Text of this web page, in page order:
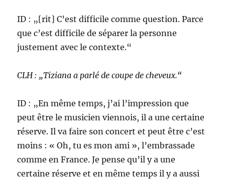
ID : „[rit] C’est difficile comme question. Parce
que c’est difficile de séparer la personne
justement avec le contexte.“
CLH : „Tiziana a parlé de coupe de cheveux.“
ID : „En même temps, j’ai l’impression que
peut être le musicien viennois, il a une certaine
réserve. Il va faire son concert et peut être c’est
moins : « Oh, tu es mon ami », l’embrassade
comme en France. Je pense qu’il y a une
certaine réserve et en même temps il y a aussi